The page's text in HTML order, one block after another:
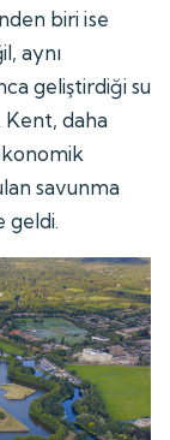
biri ise
aynı
geliştirdiği su
Kent, daha
savunma
geldi.